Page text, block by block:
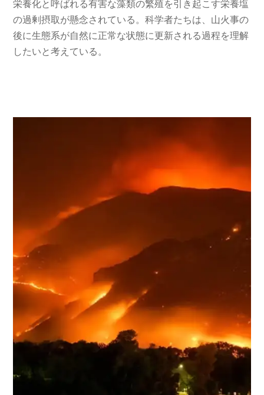
栄養化と呼ばれる有害な藻類の繁殖を引き起こす栄養塩
の過剰摂取が懸念されている。科学者たちは、山火事の
後に生態系が自然に正常な状態に更新される過程を理解
したいと考えている。